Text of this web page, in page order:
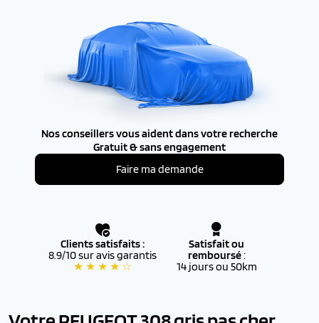
Nos conseillers vous aident dans votre recherche
Gratuit & sans engagement
Faire ma demande
Clients satisfaits :
8.9/10 sur avis garantis
★ ★ ★ ★ ☆
Satisfait ou
remboursé:
14 jours ou 50km